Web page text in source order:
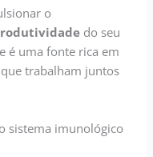
o
do seu
é uma fonte rica em
trabalham juntos
sistema imunológico